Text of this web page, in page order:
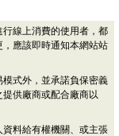
線上消費的使用者，都
應該即時通知本網站站
式外，並承諾負保密義
供廠商或配合廠商以
料給有權機關、或主張